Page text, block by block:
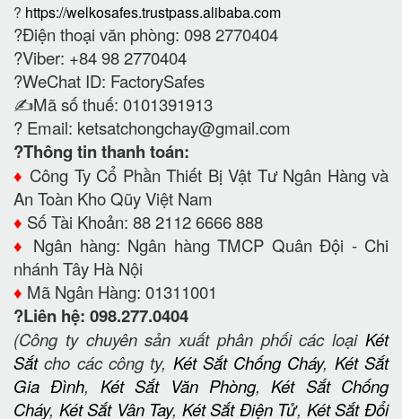
? https://welkosafes.trustpass.alibaba.com
?Điện thoại văn phòng: 098 2770404
?Viber: +84 98 2770404
?WeChat ID: FactorySafes
✍️Mã số thuế: 0101391913
? Email: ketsatchongchay@gmail.com
?Thông tin thanh toán:
♦️ Công Ty Cổ Phần Thiết Bị Vật Tư Ngân Hàng và
An Toàn Kho Qũy Việt Nam
♦️ Số Tài Khoản: 88 2112 6666 888
♦️ Ngân hàng: Ngân hàng TMCP Quân Đội - Chi
nhánh Tây Hà Nội
♦️ Mã Ngân Hàng: 01311001
?Liên hệ: 098.277.0404
(Công ty chuyên sản xuất phân phối các loại Két
Sắtcho các công ty, Két Sắt Chống Cháy, Két Sắt
Gia Đình, Két Sắt Văn Phòng,Két Sắt Chống
Cháy, Két Sắt Vân Tay, Két Sắt Điện Tử, Két Sắt Đổi